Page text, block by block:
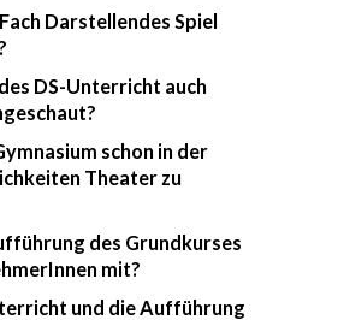
Darstellendes Spiel
DS-Unterricht auch
schon in der
Theater zu
des Grundkurses
mit?
und die Aufführung